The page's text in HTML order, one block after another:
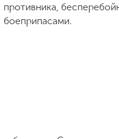
противника,
боеприпасами.